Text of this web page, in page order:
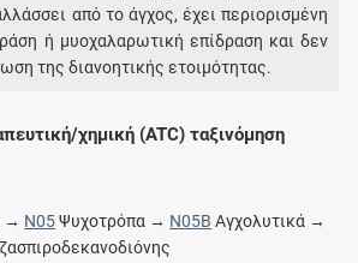
από το άγχος, έχει περιορισμένη
ή μυοχαλαρωτική επίδραση και δεν
της διανοητικής ετοιμότητας.
χημική (ATC) ταξινόμηση
→ N05Ψυχοτρόπα → N05B Αγχολυτικά →